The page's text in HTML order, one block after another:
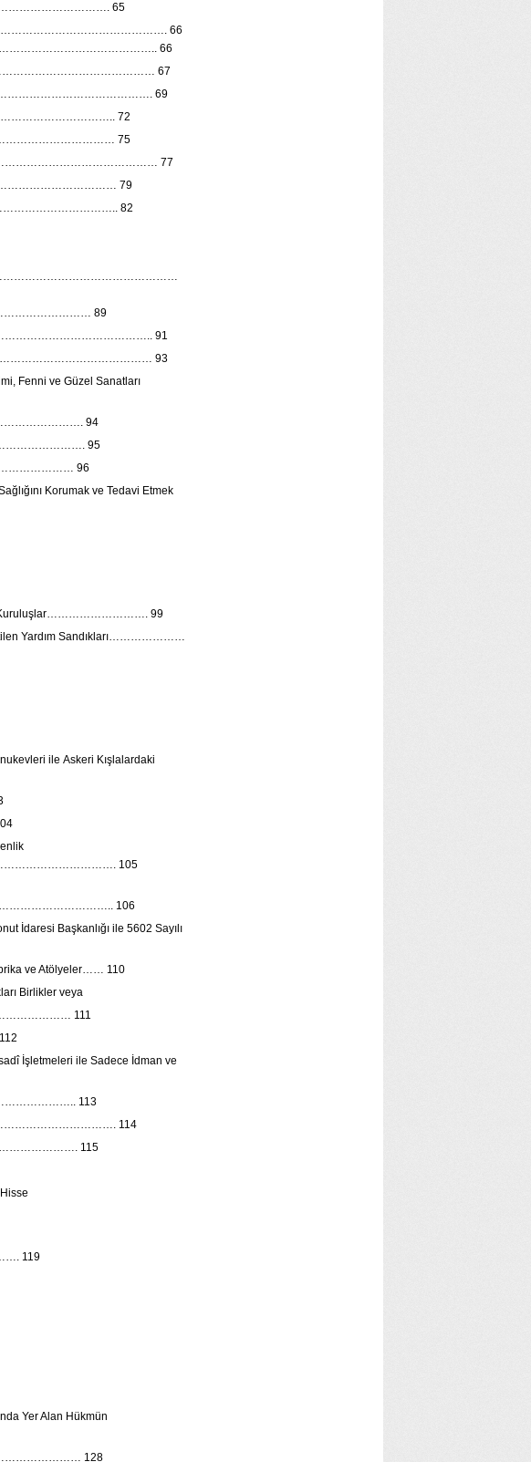
65
66
66
67
69
72
75
77
79
82
89
91
93
Fenni ve Güzel Sanatları
94
95
96
Korumak ve Tedavi Etmek
Kuruluşlar………………………. 99
Yardım Sandıkları…………………
ile Askeri Kışlalardaki
105
106
İdaresi Başkanlığı ile 5602 Sayılı
ve Atölyeler…… 110
Birlikler veya
111
İşletmeleri ile Sadece İdman ve
113
114
115
119
Yer Alan Hükmün
128